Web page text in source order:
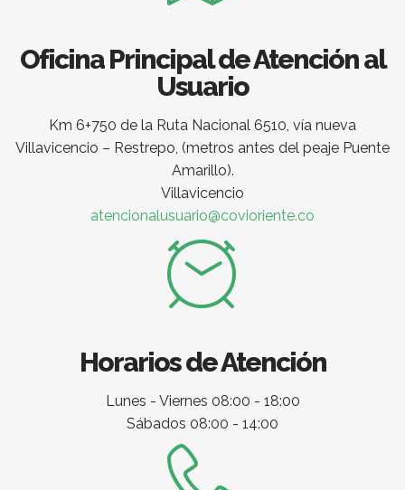
Oficina Principal de Atención al
Usuario
Km 6+750 de la Ruta Nacional 6510, vía nueva
Villavicencio – Restrepo, (metros antes del peaje Puente
Amarillo).
Villavicencio
atencionalusuario@covioriente.co
Horarios de Atención
Lunes - Viernes 08:00 - 18:00
Sábados 08:00 - 14:00